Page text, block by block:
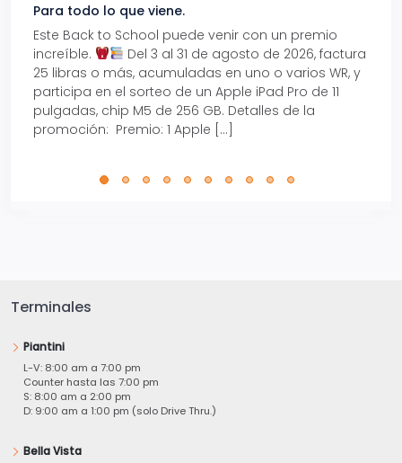
Para todo lo que viene.
Este Back to School puede venir con un premio
increíble.
Del 3 al 31 de agosto de 2026, factura
25 libras o más, acumuladas en uno o varios WR, y
participa en el sorteo de un Apple iPad Pro de 11
pulgadas, chip M5 de 256 GB. Detalles de la
promoción: Premio: 1 Apple […]
Terminales
Piantini
L-V: 8:00 am a 7:00 pm
Counter hasta las 7:00 pm
S: 8:00 am a 2:00 pm
D: 9:00 am a 1:00 pm (solo Drive Thru.)
Bella Vista